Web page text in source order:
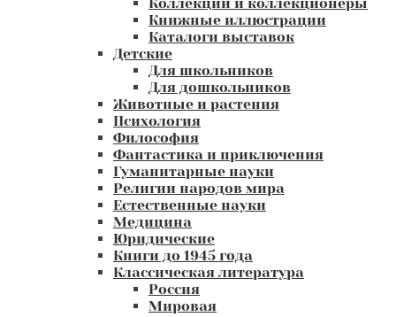
Книжные иллюстрации
Каталоги выставок
Детские
Для школьников
Для дошкольников
Животные и растения
Психология
Философия
Фантастика и приключения
Гуманитарные науки
Религии народов мира
Естественные науки
Медицина
Юридические
Книги до 1945 года
Классическая литература
Россия
Мировая